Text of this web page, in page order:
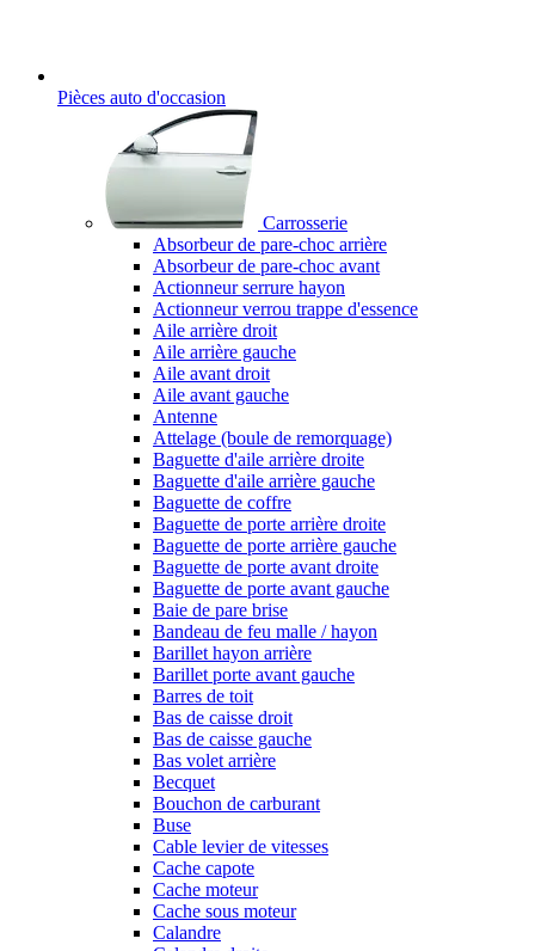
Pièces auto d'occasion
Carrosserie
Absorbeur de pare-choc arrière
Absorbeur de pare-choc avant
Actionneur serrure hayon
Actionneur verrou trappe d'essence
Aile arrière droit
Aile arrière gauche
Aile avant droit
Aile avant gauche
Antenne
Attelage (boule de remorquage)
Baguette d'aile arrière droite
Baguette d'aile arrière gauche
Baguette de coffre
Baguette de porte arrière droite
Baguette de porte arrière gauche
Baguette de porte avant droite
Baguette de porte avant gauche
Baie de pare brise
Bandeau de feu malle / hayon
Barillet hayon arrière
Barillet porte avant gauche
Barres de toit
Bas de caisse droit
Bas de caisse gauche
Bas volet arrière
Becquet
Bouchon de carburant
Buse
Cable levier de vitesses
Cache capote
Cache moteur
Cache sous moteur
Calandre